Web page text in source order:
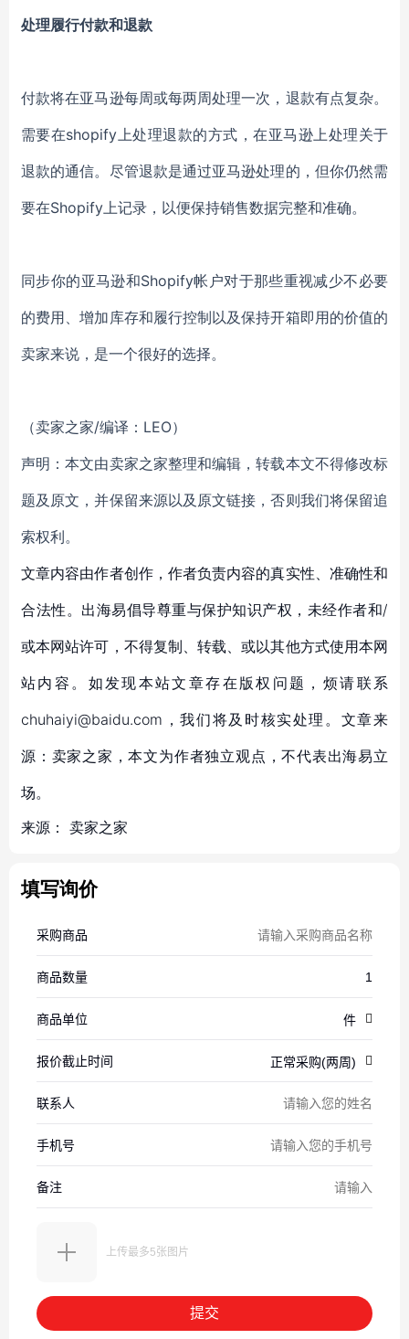
处理履行付款和退款
付款将在亚马逊每周或每两周处理一次，退款有点复杂。
需要在shopify上处理退款的方式，在亚马逊上处理关于
退款的通信。尽管退款是通过亚马逊处理的，但你仍然需
要在Shopify上记录，以便保持销售数据完整和准确。
同步你的亚马逊和Shopify帐户对于那些重视减少不必要
的费用、增加库存和履行控制以及保持开箱即用的价值的
卖家来说，是一个很好的选择。
（卖家之家/编译：LEO）
声明：本文由卖家之家整理和编辑，转载本文不得修改标
题及原文，并保留来源以及原文链接，否则我们将保留追
索权利。
文章内容由作者创作，作者负责内容的真实性、准确性和
合法性。出海易倡导尊重与保护知识产权，未经作者和/
或本网站许可，不得复制、转载、或以其他方式使用本网
站内容。如发现本站文章存在版权问题，烦请联系
chuhaiyi@baidu.com，我们将及时核实处理。文章来
源：卖家之家，本文为作者独立观点，不代表出海易立
场。
来源： 卖家之家
填写询价